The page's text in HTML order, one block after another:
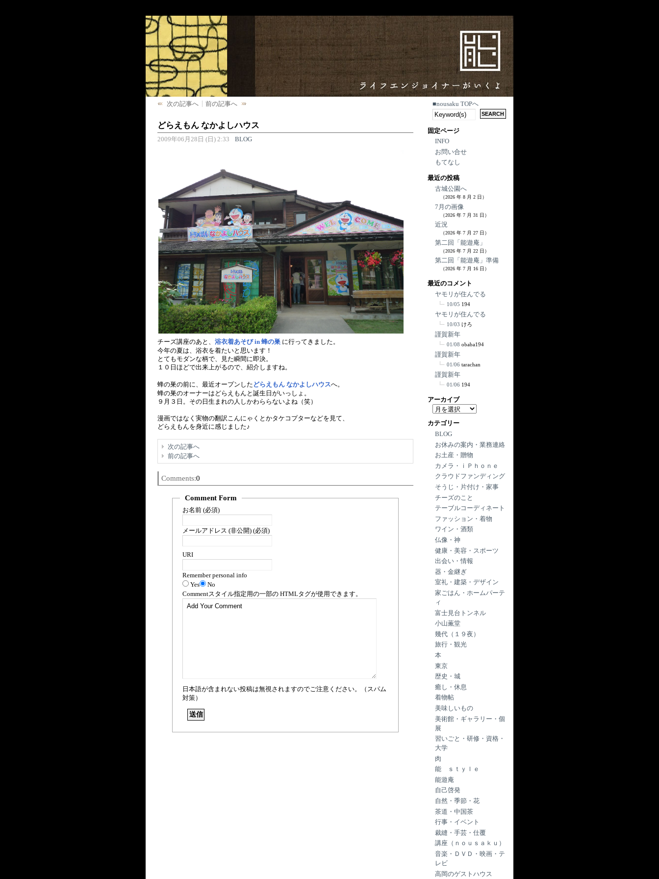
次の記事へ 前の記事へ
どらえもん なかよしハウス
2009年06月28日 (日) 2:33 BLOG
チーズ講座のあと、 浴衣着あそび in 蜂の巣 に行ってきました。
今年の夏は、浴衣を着たいと思います！
とてもモダンな柄で、見た瞬間に即決。
１０日ほどで出来上がるので、紹介しますね。
蜂の巣の前に、最近オープンした どらえもん なかよしハウスへ。
蜂の巣のオーナーはどらえもんと誕生日がいっしょ。
９月３日。その日生まれの人しかわららないよね（笑）
漫画ではなく実物の翻訳こんにゃくとかタケコプターなどを見て、
どらえもんを身近に感じました♪
次の記事へ
前の記事へ
Comments:0
Comment Form
お名前 (必須)
メールアドレス (非公開) (必須)
URI
Remember personal info
Yes
No
Commentスタイル指定用の一部の HTMLタグが使用できます。
日本語が含まれない投稿は無視されますのでご注意ください。（スパム
対策）
■nousaku TOPへ
固定ページ
INFO
お問い合せ
もてなし
最近の投稿
古城公園へ
（2026 年 8 月 2 日）
7月の画像
（2026 年 7 月 31 日）
近況
（2026 年 7 月 27 日）
第二回「能遊庵」
（2026 年 7 月 22 日）
第二回「能遊庵」準備
（2026 年 7 月 16 日）
最近のコメント
ヤモリが住んでる
10/05 194
ヤモリが住んでる
10/03 けろ
謹賀新年
01/08 obaba194
謹賀新年
01/06 tarachan
謹賀新年
01/06 194
アーカイブ
ア
カ
イ
ブ
カテゴリー
BLOG
お休みの案内・業務連絡
お土産・贈物
カメラ・ｉＰｈｏｎｅ
クラウドファンディング
そうじ・片付け・家事
チーズのこと
テーブルコーディネート
ファッション・着物
ワイン・酒類
仏像・神
健康・美容・スポーツ
出会い・情報
器・金継ぎ
室礼・建築・デザイン
家ごはん・ホームパーテ
ィ
富士見台トンネル
小山薫堂
幾代（１９夜）
旅行・観光
本
東京
歴史・城
癒し・休息
着物帖
美味しいもの
美術館・ギャラリー・個
展
習いごと・研修・資格・
大学
肉
能 ｓｔｙｌｅ
能遊庵
自己啓発
自然・季節・花
茶道・中国茶
行事・イベント
裁縫・手芸・仕覆
講座（ｎｏｕｓａｋｕ）
音楽・ＤＶＤ・映画・テ
レビ
高岡のゲストハウス